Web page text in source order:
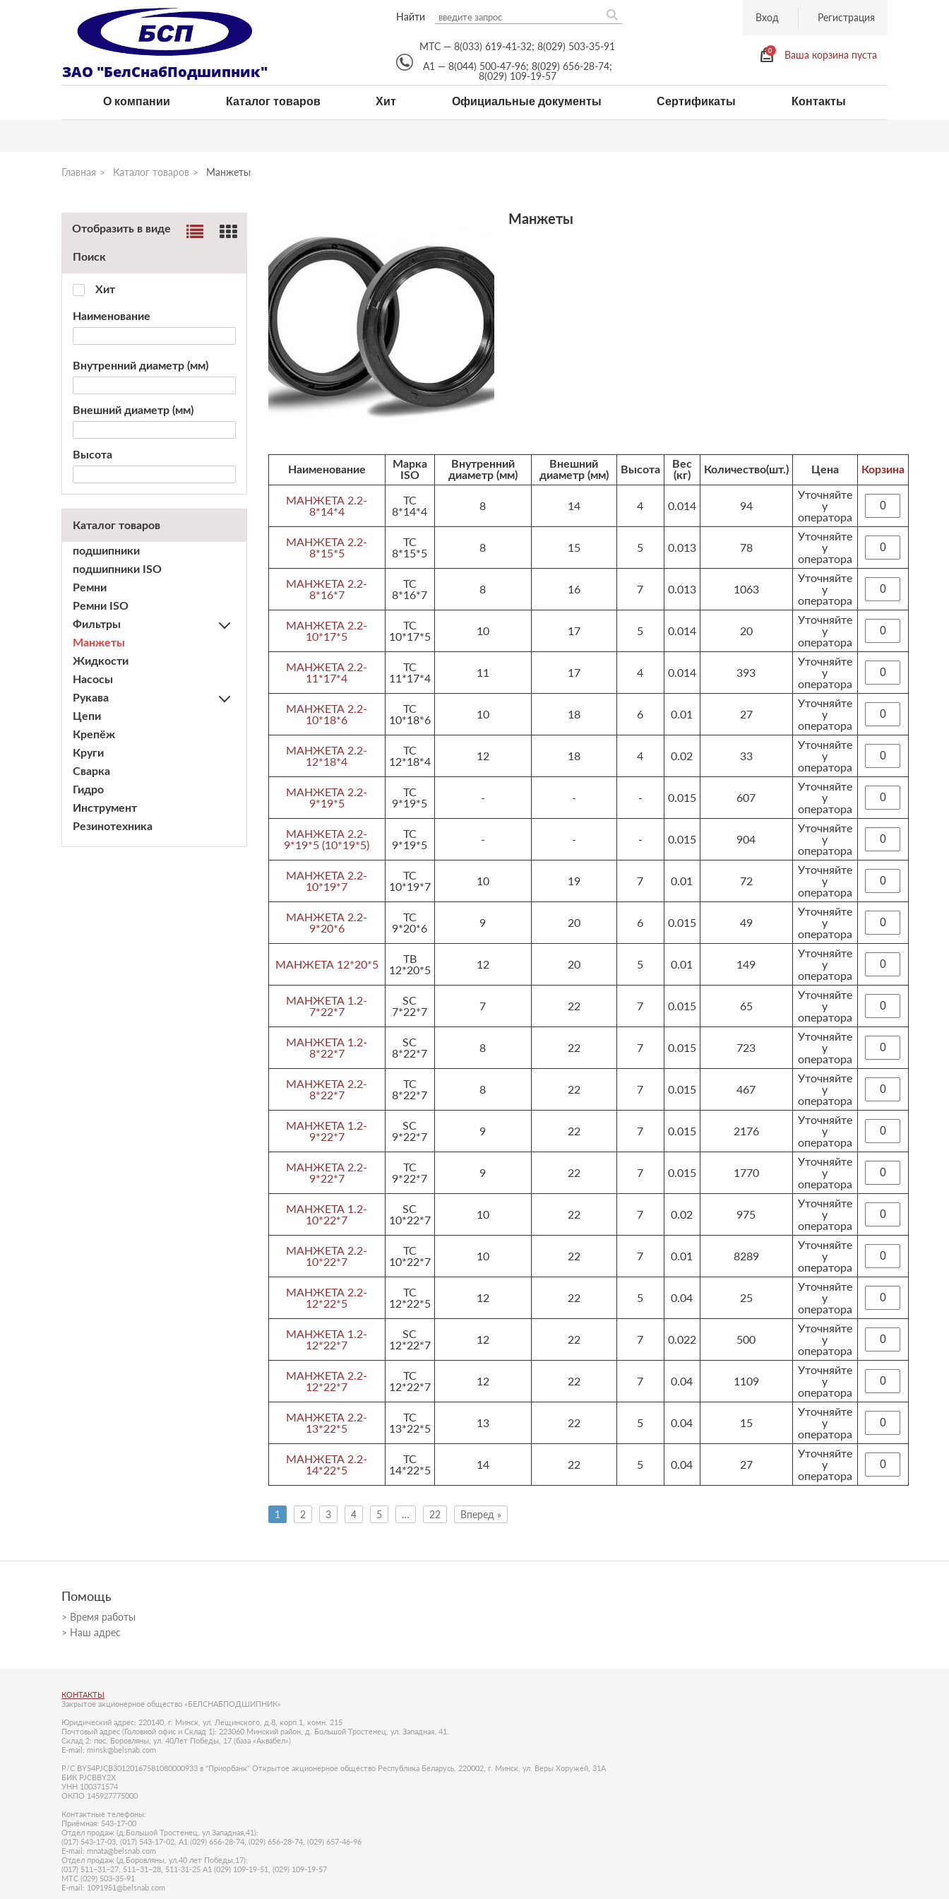
ЗАО "БелСнабПодшипник"
Найти
МТС —8(033) 619-41-32;8(029) 503-35-91
А1 — 8(044) 500-47-96; 8(029) 656-28-74;
8(029) 109-19-57
Вход Регистрация
0 Ваша корзина пуста
О компании Каталог товаров Хит Официальные документы Сертификаты Контакты
Главная Каталог товаров Манжеты
Отобразить в виде
Поиск
Хит
Наименование
Внутренний диаметр (мм)
Внешний диаметр (мм)
Высота
Каталог товаров
подшипники
подшипники ISO
Ремни
Ремни ISO
Фильтры
Манжеты
Жидкости
Насосы
Рукава
Цепи
Крепёж
Круги
Сварка
Гидро
Инструмент
Резинотехника
Манжеты
Наименование
Марка
ISO
Внутренний
диаметр (мм)
Внешний
диаметр (мм)
Высота
Вес
(кг)
Количество(шт.) Цена Корзина
МАНЖЕТА 2.2-
8*14*4
TC
8*14*4
8 14 4 0.014 94
Уточняйте
у
оператора
МАНЖЕТА 2.2-
8*15*5
TC
8*15*5
8 15 5 0.013 78
Уточняйте
у
оператора
МАНЖЕТА 2.2-
8*16*7
TC
8*16*7
8 16 7 0.013 1063
Уточняйте
у
оператора
МАНЖЕТА 2.2-
10*17*5
TC
10*17*5
10 17 5 0.014 20
Уточняйте
у
оператора
МАНЖЕТА 2.2-
11*17*4
TC
11*17*4
11 17 4 0.014 393
Уточняйте
у
оператора
МАНЖЕТА 2.2-
10*18*6
TC
10*18*6
10 18 6 0.01 27
Уточняйте
у
оператора
МАНЖЕТА 2.2-
12*18*4
TC
12*18*4
12 18 4 0.02 33
Уточняйте
у
оператора
МАНЖЕТА 2.2-
9*19*5
TC
9*19*5
- - - 0.015 607
Уточняйте
у
оператора
МАНЖЕТА 2.2-
9*19*5 (10*19*5)
TC
9*19*5
- - - 0.015 904
Уточняйте
у
оператора
МАНЖЕТА 2.2-
10*19*7
TC
10*19*7
10 19 7 0.01 72
Уточняйте
у
оператора
МАНЖЕТА 2.2-
9*20*6
TC
9*20*6
9 20 6 0.015 49
Уточняйте
у
оператора
МАНЖЕТА 12*20*5
TB
12*20*5
12 20 5 0.01 149
Уточняйте
у
оператора
МАНЖЕТА 1.2-
7*22*7
SC
7*22*7
7 22 7 0.015 65
Уточняйте
у
оператора
МАНЖЕТА 1.2-
8*22*7
SC
8*22*7
8 22 7 0.015 723
Уточняйте
у
оператора
МАНЖЕТА 2.2-
8*22*7
TC
8*22*7
8 22 7 0.015 467
Уточняйте
у
оператора
МАНЖЕТА 1.2-
9*22*7
SC
9*22*7
9 22 7 0.015 2176
Уточняйте
у
оператора
МАНЖЕТА 2.2-
9*22*7
TC
9*22*7
9 22 7 0.015 1770
Уточняйте
у
оператора
МАНЖЕТА 1.2-
10*22*7
SC
10*22*7
10 22 7 0.02 975
Уточняйте
у
оператора
МАНЖЕТА 2.2-
10*22*7
TC
10*22*7
10 22 7 0.01 8289
Уточняйте
у
оператора
МАНЖЕТА 2.2-
12*22*5
TC
12*22*5
12 22 5 0.04 25
Уточняйте
у
оператора
МАНЖЕТА 1.2-
12*22*7
SC
12*22*7
12 22 7 0.022 500
Уточняйте
у
оператора
МАНЖЕТА 2.2-
12*22*7
TC
12*22*7
12 22 7 0.04 1109
Уточняйте
у
оператора
МАНЖЕТА 2.2-
13*22*5
TC
13*22*5
13 22 5 0.04 15
Уточняйте
у
оператора
МАНЖЕТА 2.2-
14*22*5
TC
14*22*5
14 22 5 0.04 27
Уточняйте
у
оператора
1 2 3 4 5 … 22 Вперед »
Помощь
Время работы
Наш адрес
КОНТАКТЫ
Закрытое акционерное общество «БЕЛСНАБПОДШИПНИК»
Юридический адрес: 220140, г. Минск, ул. Лещинского, д.8, корп.1, комн. 215
Почтовый адрес (Головной офис и Склад 1): 223060 Минский район, д. Большой Тростенец, ул. Западная, 41.
Склад 2: пос. Боровляны, ул. 40Лет Победы, 17 (база «Аквабел»)
E-mail: minsk@belsnab.com
Р/С BY54PJCB30120167581080000933 в "Приорбанк" Открытое акционерное общество Республика Беларусь, 220002, г. Минск, ул. Веры Хоружей, 31А
БИК PJCBBY2X
УНН 100371574
ОКПО 145927775000
Контактные телефоны:
Приёмная: 543-17-00
Отдел продаж (д.Большой Тростенец, ул.Западная,41):
(017) 543-17-03, (017) 543-17-02, А1 (029) 656-28-74, (029) 656-28-74, (029) 657-46-96
E-mail: mnata@belsnab.com
Отдел продаж (д.Боровляны, ул.40 лет Победы,17):
(017) 511–31–27, 511–31–28, 511-31-25 А1 (029) 109-19-51, (029) 109-19-57
МТС (029) 503-35-91
E-mail: 1091951@belsnab.com